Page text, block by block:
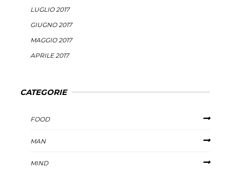
LUGLIO 2017
GIUGNO 2017
MAGGIO 2017
APRILE 2017
CATEGORIE
FOOD
MAN
MIND